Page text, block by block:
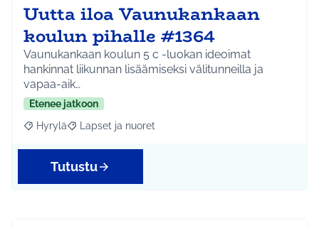
Uutta iloa Vaunukankaan
koulun pihalle #1364
Vaunukankaan koulun 5 c -luokan ideoimat
hankinnat liikunnan lisäämiseksi välitunneilla ja
vapaa-aik…
Etenee jatkoon
Rajaa tulokset aihepiirin mukaan: Hyrylä
Hyrylä Rajaa tulokset teeman mukaan: Lapset ja nuoret
Lapset ja nuoret
Tutustu